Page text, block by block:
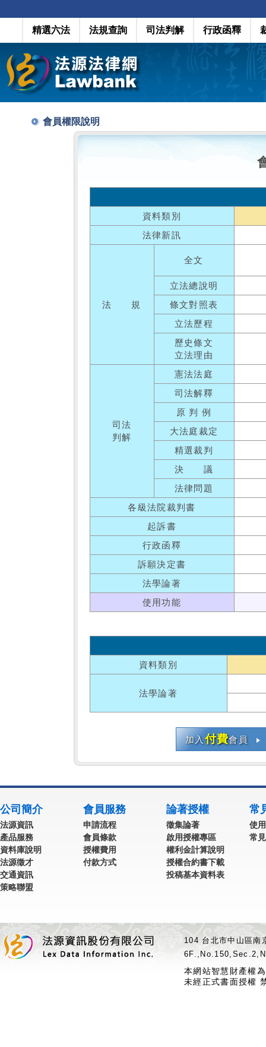
精選六法 法規查詢 司法判解 行政函釋
會員權限說明
資料類別
法律新訊
法 規
全文
立法總說明
條文對照表
立法歷程
歷史條文
立法理由
司法
判解
憲法法庭
司法解釋
原 判 例
大法庭裁定
精選裁判
決 議
法律問題
各級法院裁判書
起訴書
行政函釋
訴願決定書
法學論著
使用功能
資料類別
法學論著
加入付費會員
公司簡介
法源資訊
產品服務
資料庫說明
法源徵才
交通資訊
策略聯盟
會員服務
申請流程
會員條款
授權費用
付款方式
論著授權
徵集論著
啟用授權專區
權利金計算說明
授權合約書下載
投稿基本資料表
常
使
常
104 台北市中山區
本網站智慧財產權
未經正式書面授權